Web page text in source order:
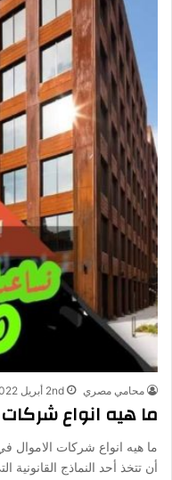
محامي مصري 2nd أبريل 2022
ما هيه انواع
ما هيه انواع شركات الاموال
أن تتخذ أحد النماذج القانونية